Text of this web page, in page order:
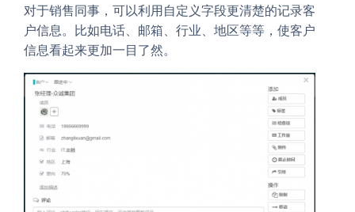
对于销售同事，可以利用自定义字段更清楚的记录客
户信息。比如电话、邮箱、行业、地区等等，使客户
信息看起来更加一目了然。